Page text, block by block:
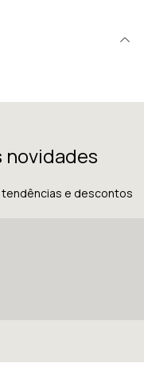
novidades
e descontos